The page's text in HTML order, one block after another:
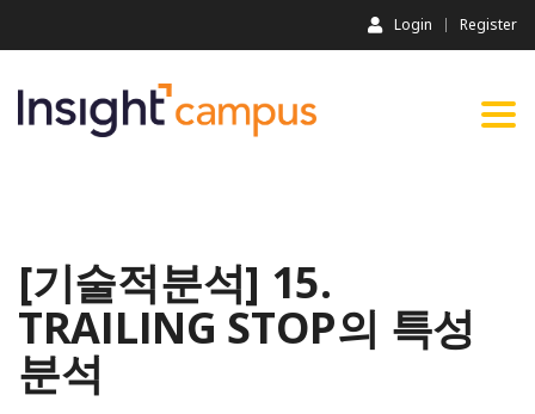
Login Register
[기술적분석] 15.
TRAILING STOP의 특성
분석